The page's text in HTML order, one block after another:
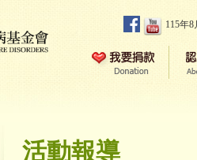
115年
活動報導